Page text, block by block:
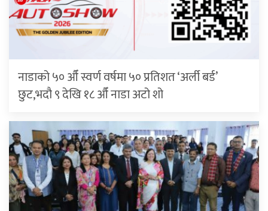
नाडाको ५० औँ स्वर्ण वर्षमा ५० प्रतिशत ‘अर्ली बर्ड’
छुट,भदौ ९ देखि १८ औँ नाडा अटो शो